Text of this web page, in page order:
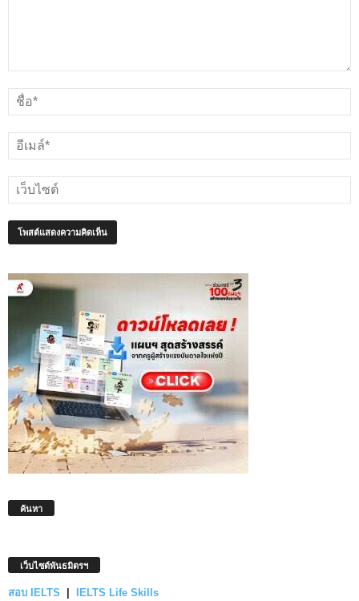
ค้นหา
เว็บไซต์พันธมิตรฯ
สอบ IELTS IELTS Life Skills